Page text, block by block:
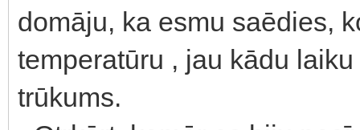
domāju, ka esmu saēdies,
temperatūru , jau kādu
trūkums.